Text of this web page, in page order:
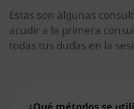
Estas son algunas
acudir a la primera
todas tus dudas en la